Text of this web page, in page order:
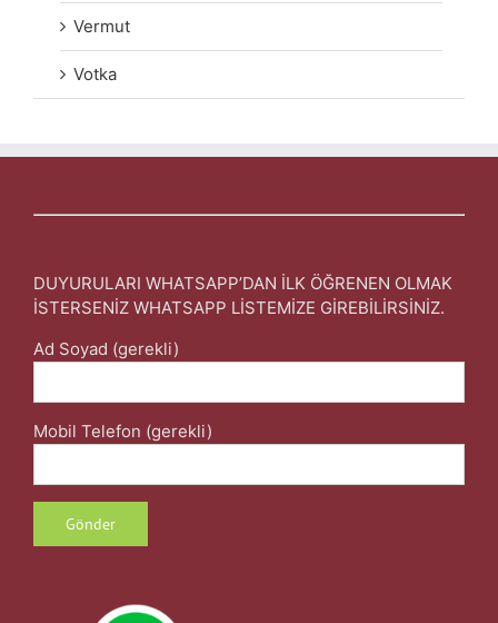
Vermut
Votka
DUYURULARI WHATSAPP’DAN İLK ÖĞRENEN OLMAK
İSTERSENİZ WHATSAPP LİSTEMİZE GİREBİLİRSİNİZ.
Ad Soyad (gerekli)
Mobil Telefon (gerekli)